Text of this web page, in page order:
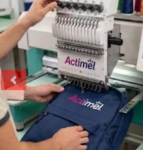
Previous